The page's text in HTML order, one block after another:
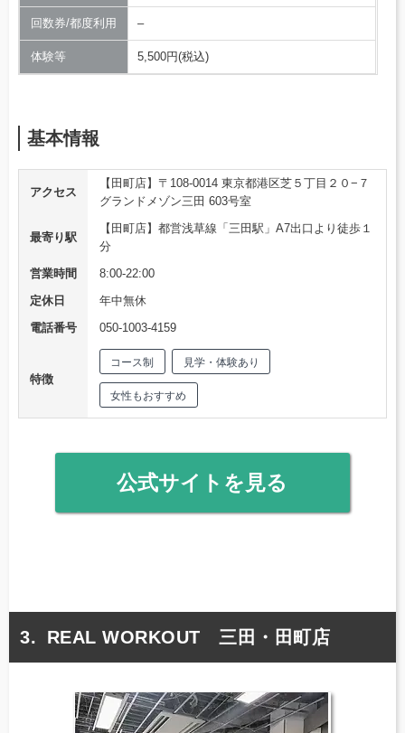
回数券/都度利用 –
体験等 5,500円(税込)
基本情報
アクセス
【田町店】〒108-0014 東京都港区芝５丁目２０−７
グランドメゾン三田 603号室
最寄り駅
【田町店】都営浅草線「三田駅」A7出口より徒歩１
分
営業時間
8:00-22:00
定休日
年中無休
電話番号
050-1003-4159
特徴
コース制 見学・体験あり
女性もおすすめ
公式サイトを見る
REAL WORKOUT 三田・田町店